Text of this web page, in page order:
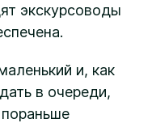
экскурсоводы
и, как
в очереди,